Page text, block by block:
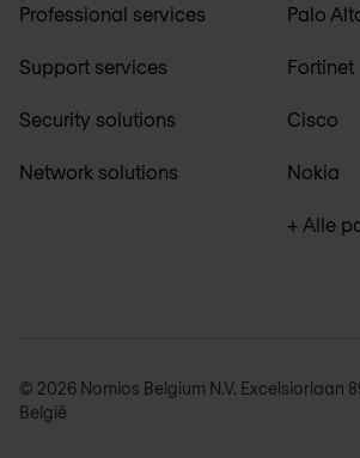
Professional services
Support services
Security solutions
Network solutions
Palo
Fortinet
Cisco
Nokia
+ Alle
© 2026 Nomios Belgium N.V. Excelsiorlaan
België